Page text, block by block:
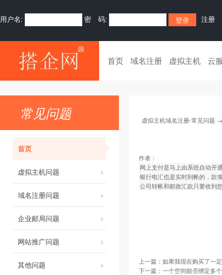
用户名: 密 码: 注册
首页 域名注册 虚拟主机 云
常见问题
首页
虚拟主机问题
域名注册问题
企业邮局问题
网站推广问题
其他问题
虚拟主机域名注册-常见问题
作者：
网上支付是马上由系统自动开
银行电汇也是实时到帐的，款
公司转帐和邮政汇款只要收到
上一篇： 如果我现在购买了一
下一篇： 一个空间能否绑定多